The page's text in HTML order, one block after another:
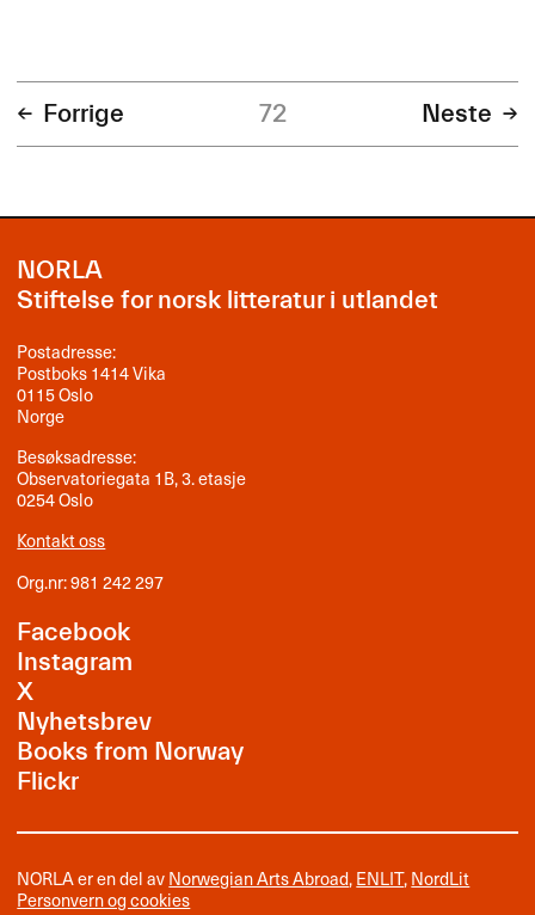
Forrige 72 Neste
NORLA
Stiftelse for norsk litteratur i utlandet
Postadresse:
Postboks 1414 Vika
0115 Oslo
Norge
Besøksadresse:
Observatoriegata 1B, 3. etasje
0254 Oslo
Kontakt oss
Org.nr: 981 242 297
Facebook
Instagram
X
Nyhetsbrev
Books from Norway
Flickr
NORLA er en del avNorwegian Arts Abroad,ENLIT,NordLit
Personvern og cookies